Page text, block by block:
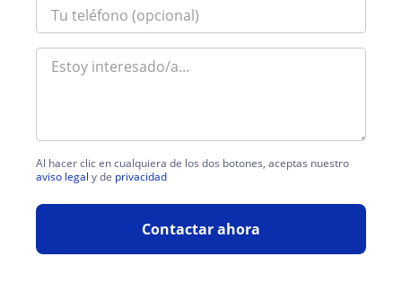
Al hacer clic en cualquiera de los dos botones, aceptas nuestro
aviso legal y de privacidad
Contactar ahora